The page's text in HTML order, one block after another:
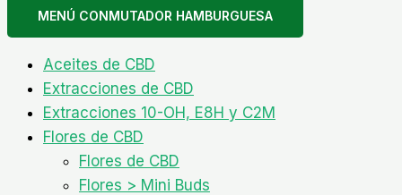
MENÚ CONMUTADOR HAMBURGUESA
Aceites de CBD
Extracciones de CBD
Extracciones 10-OH, E8H y C2M
Flores de CBD
Flores de CBD
Flores > Mini Buds